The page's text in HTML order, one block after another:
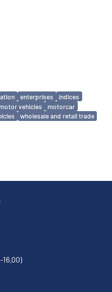
enterprises
indices
motor vehicles
motorcar
wholesale and retail trade